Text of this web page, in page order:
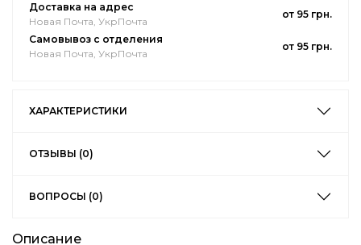
Доставка на адрес
Новая Почта, УкрПочта
от 95 грн.
Самовывоз с отделения
Новая Почта, УкрПочта
от 95 грн.
ХАРАКТЕРИСТИКИ
ОТЗЫВЫ (0)
ВОПРОСЫ (0)
Описание